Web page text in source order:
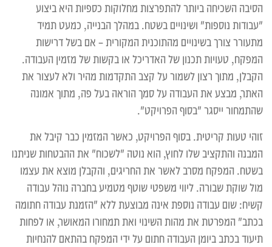
הסיבה השכיחה ביותר להתפרצות מחלוקות כספיות היא ביצוע
"עבודות נוספות" ושינויים בשטח. במהלך הבנייה, כמעט תמיד
מתעורר צורך בשינויים מהתוכנית המקורית – אם בשל דרישות
המפקח, טעויות תכנון של האדריכל או בקשות של מזמין העבודה.
הקבלן, מתוך רצון לשמור על קצב התקדמות מהיר ולא לעצור את
האתר, מבצע את העבודה על סמך הוראה בעל פה, מתוך אמונה
שהתמחור ייסגר "בסוף הפרויקט".
זוהי טעות קריטית. בסוף הפרויקט, כאשר המזמין כבר קיבל את
המבנה והתקציב שלו לחוץ, הוא נוטה "לשכוח" את ההבטחות שניתנו
בשטח. המפקח מסרב לאשר את החריגים, והקבלן מוצא את עצמו
מול שוקת שבורה. ליווי משפטי שוטף מטמיע בחברה נוהל עבודה
קשיח: שום עבודה נוספת אינה מבוצעת ללא "הזמנת עבודה חתומה
בכתב" המפרטת את מהות השינוי ואת תמחורו המאושר, או לפחות
תיעוד בכתב ביומן העבודה חתום על ידי המפקח בהתאם להנחיות